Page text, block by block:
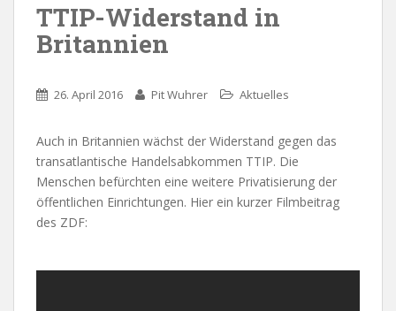
TTIP-Widerstand in
Britannien
26. April 2016 Pit Wuhrer Aktuelles
Auch in Britannien wächst der Widerstand gegen das
transatlantische Handelsabkommen TTIP. Die
Menschen befürchten eine weitere Privatisierung der
öffentlichen Einrichtungen. Hier ein kurzer Filmbeitrag
des ZDF: